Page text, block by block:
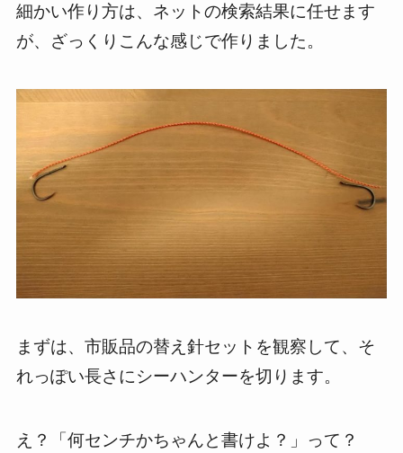
細かい作り方は、ネットの検索結果に任せます
が、ざっくりこんな感じで作りました。
まずは、市販品の替え針セットを観察して、そ
れっぽい長さにシーハンターを切ります。
え？「何センチかちゃんと書けよ？」って？